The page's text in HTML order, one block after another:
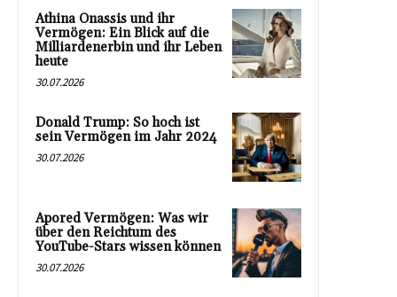
Athina Onassis und ihr
Vermögen: Ein Blick auf die
Milliardenerbin und ihr Leben
heute
30.07.2026
Donald Trump: So hoch ist
sein Vermögen im Jahr 2024
30.07.2026
Apored Vermögen: Was wir
über den Reichtum des
YouTube-Stars wissen können
30.07.2026